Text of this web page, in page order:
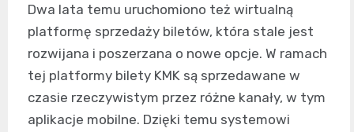
Dwa lata temu uruchomiono też wirtualną
platformę sprzedaży biletów, która stale jest
rozwijana i poszerzana o nowe opcje. W ramach
tej platformy bilety KMK są sprzedawane w
czasie rzeczywistym przez różne kanały, w tym
aplikacje mobilne. Dzięki temu systemowi